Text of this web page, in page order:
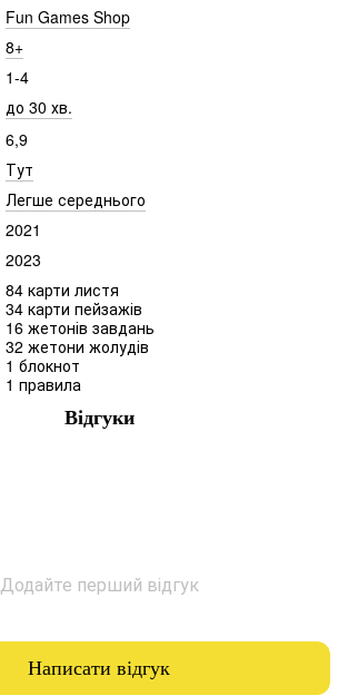
Fun Games Shop
8+
1-4
до 30 хв.
6,9
Тут
Легше середнього
2021
2023
84 карти листя
34 карти пейзажів
16 жетонів завдань
32 жетони жолудів
1 блокнот
1 правила
Відгуки
Додайте перший відгук
Написати відгук